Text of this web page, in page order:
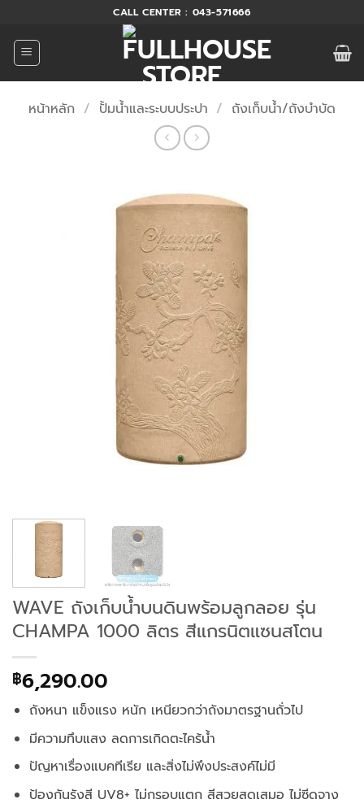
ยัง
เนื้อหา
CALL CENTER : 043-571666
หน้าหลัก / ปั้มน้ำและระบบประปา / ถังเก็บน้ำ/ถังบำบัด
WAVE ถังเก็บน้ำบนดินพร้อมลูกลอย รุ่น
CHAMPA 1000 ลิตร สีแกรนิตแซนสโตน
฿6,290.00
ถังหนา แข็งแรง หนัก เหนียวกว่าถังมาตรฐานถั่วไป
มีความทึบแสง ลดการเกิดตะไคร้น้ำ
ปัญหาเรื่องแบคทีเรีย และสิ่งไม่พึงประสงค์ไม่มี
ป้องกันรังสี UV8+ ไม่กรอบแตก สีสวยสดเสมอ ไม่ซีดจาง